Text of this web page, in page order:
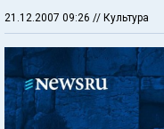
21.12.2007 09:26 // Культура